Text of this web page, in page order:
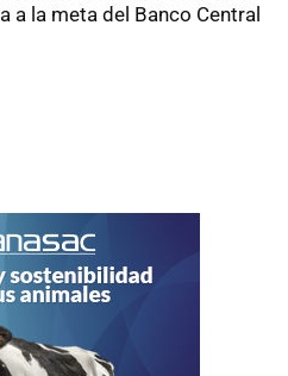
a la meta del Banco Central